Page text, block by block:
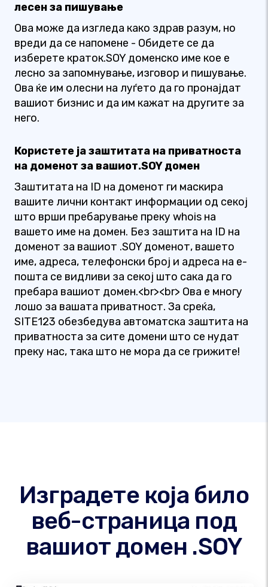
лесен за пишување
Ова може да изгледа како здрав разум, но
вреди да се напомене - Обидете се да
изберете краток.SOY доменско име кое е
лесно за запомнување, изговор и пишување.
Ова ќе им олесни на луѓето да го пронајдат
вашиот бизнис и да им кажат на другите за
него.
Користете ја заштитата на приватноста
на доменот за вашиот.SOY домен
Заштитата на ID на доменот ги маскира
вашите лични контакт информации од секој
што врши пребарување преку whois на
вашето име на домен. Без заштита на ID на
доменот за вашиот .SOY доменот, вашето
име, адреса, телефонски број и адреса на е-
пошта се видливи за секој што сака да го
пребара вашиот домен.<br><br> Ова е многу
лошо за вашата приватност. За среќа,
SITE123 обезбедува автоматска заштита на
приватноста за сите домени што се нудат
преку нас, така што не мора да се грижите!
Изградете која било
веб-страница под
вашиот домен .SOY